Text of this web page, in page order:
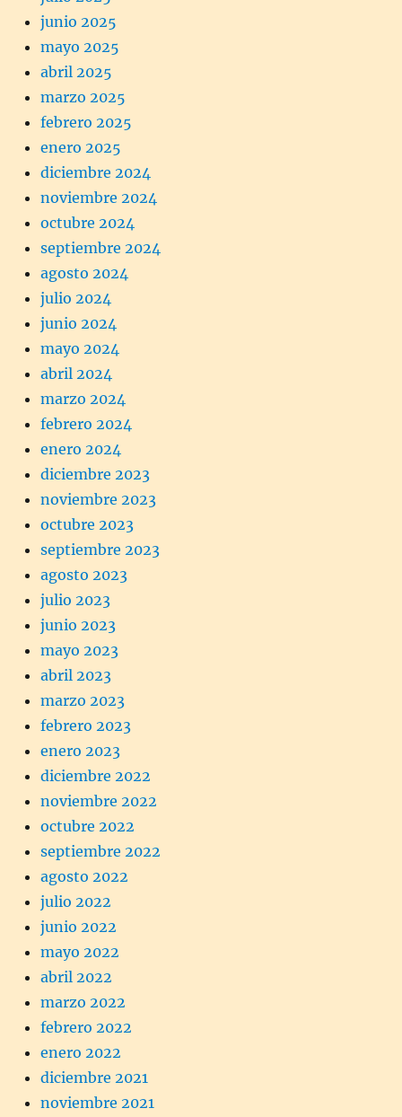
junio 2025
mayo 2025
abril 2025
marzo 2025
febrero 2025
enero 2025
diciembre 2024
noviembre 2024
octubre 2024
septiembre 2024
agosto 2024
julio 2024
junio 2024
mayo 2024
abril 2024
marzo 2024
febrero 2024
enero 2024
diciembre 2023
noviembre 2023
octubre 2023
septiembre 2023
agosto 2023
julio 2023
junio 2023
mayo 2023
abril 2023
marzo 2023
febrero 2023
enero 2023
diciembre 2022
noviembre 2022
octubre 2022
septiembre 2022
agosto 2022
julio 2022
junio 2022
mayo 2022
abril 2022
marzo 2022
febrero 2022
enero 2022
diciembre 2021
noviembre 2021